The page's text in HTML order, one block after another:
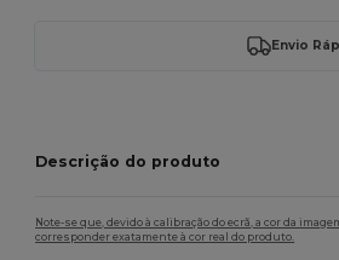
Envio
Descrição do produto
Note-se que, devido à calibração do ecrã, a cor da
corresponder exatamente à cor real do produto.